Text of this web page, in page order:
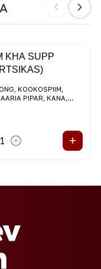
KHA SUPP
KOOKOSPIIM,
PIPAR, KANA,
KIRSSTOMATID,
1 +